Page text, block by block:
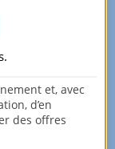
.
et, avec
d’en
des offres